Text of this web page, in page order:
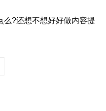
么?还想不想好好做内容提